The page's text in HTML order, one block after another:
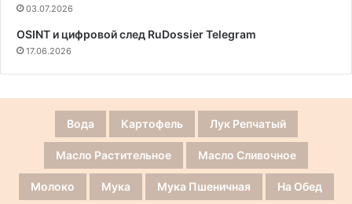
03.07.2026
OSINT и цифровой след RuDossier Telegram
17.06.2026
Вода Картофель Лук Репчатый
Масло Растительное Масло Сливочное
Молоко Мука Мука Пшеничная На Обед